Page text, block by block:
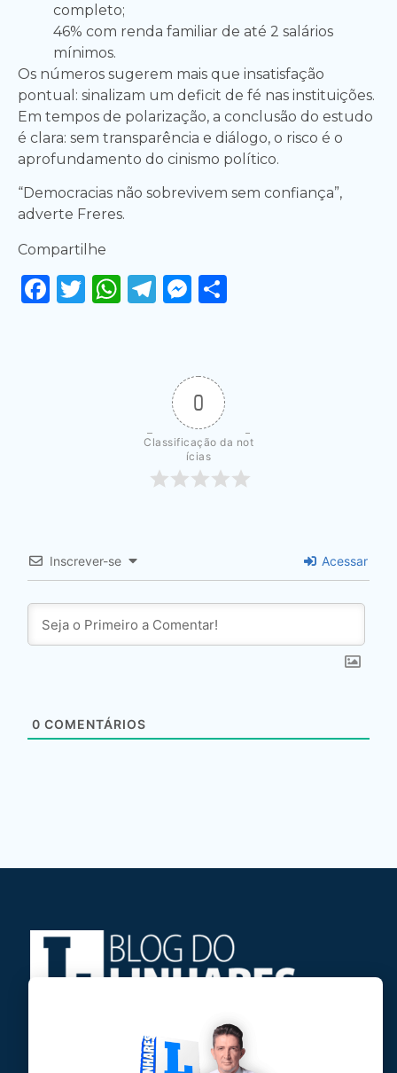
completo;
46% com renda familiar de até 2 salários
mínimos.
Os números sugerem mais que insatisfação
pontual: sinalizam um deficit de fé nas instituições.
Em tempos de polarização, a conclusão do estudo
é clara: sem transparência e diálogo, o risco é o
aprofundamento do cinismo político.
“Democracias não sobrevivem sem confiança”,
adverte Freres.
Compartilhe
Facebook
Twitter
WhatsApp
Telegram
Messenger
0
Classificação da not
ícias
Inscrever-se Acessar
0 COMENTÁRIOS
Jose Linhares Jr é maranhense.
Formado em Jornalismo, estudou filosofia